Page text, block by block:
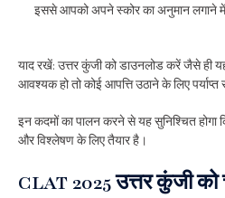
इससे आपको अपने स्कोर का अनुमान लगाने में
याद रखें: उत्तर कुंजी को डाउनलोड करें जैसे ही
आवश्यक हो तो कोई आपत्ति उठाने के लिए
इन कदमों का पालन करने से यह सुनिश्चित होगा
और विश्लेषण के लिए तैयार है।
CLAT 2025 उत्तर कुंजी